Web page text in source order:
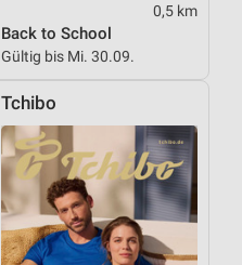
0,5 km
Back to School
Gültig bis Mi. 30.09.
Tchibo